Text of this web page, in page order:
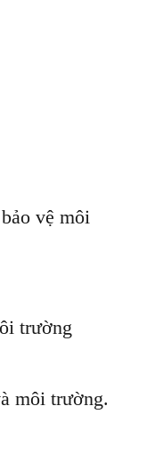
vệ môi
trường
môi trường.